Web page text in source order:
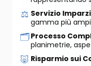
⚖️ Servizio
gamma più
🗂️Processo
planimetrie,
🐷 Risparmio sui